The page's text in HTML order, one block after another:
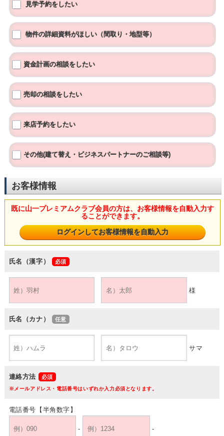
見学予約をしたい
物件の詳細資料がほしい（間取り・地型等）
資金計画の相談をしたい
売却の相談をしたい
来店予約をしたい
その他(建て替え・ビジネスパートナーのご相談等)
お客様情報
既に山一プレミアムクラブ会員の方は、お客様情報を自動入力す
ることができます。
氏名（漢字）
様
氏名（カナ）
サマ
連絡方法
※メールアドレス・電話番号はいずれか入力必須となります。
電話番号【半角数字】
- -